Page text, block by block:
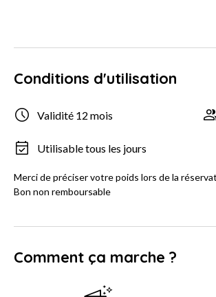
Conditions d'utilisation
Validité 12 mois
Utilisable tous les jours
Merci de préciser votre poids lors de la
Bon non remboursable
Comment ça marche ?